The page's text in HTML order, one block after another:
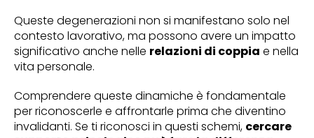
Queste degenerazioni non si manifestano solo nel
contesto lavorativo, ma possono avere un impatto
significativo anche nelle relazioni di coppia e nella
vita personale.
Comprendere queste dinamiche è fondamentale
per riconoscerle e affrontarle prima che diventino
invalidanti. Se ti riconosci in questi schemi, cercare